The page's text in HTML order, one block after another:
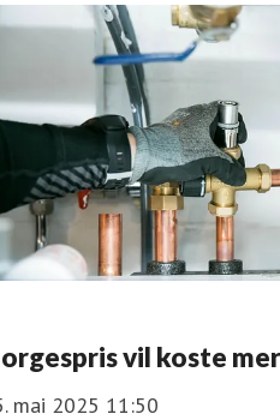
vil koste
mai 2025 11:50